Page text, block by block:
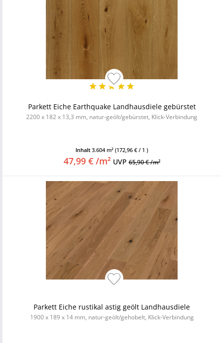
Parkett Eiche Earthquake Landhausdiele gebürstet
2200 x 182 x 13,3 mm, natur-geölt/gebürstet, Klick-Verbindung
Inhalt 3.604 m² (172,96 € / 1 )
47,99 € /m² UVP65,90 € /m²
Parkett Eiche rustikal astig geölt Landhausdiele
1900 x 189 x 14 mm, natur-geölt/gehobelt, Klick-Verbindung